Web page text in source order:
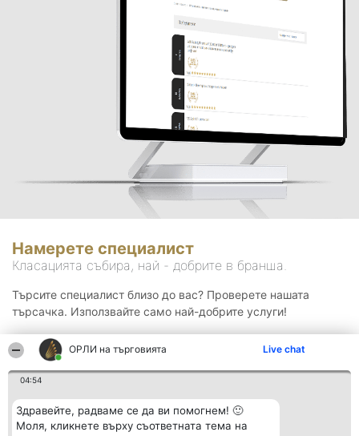
ОРЛИ на търговията Live chat
04:54
Здравейте, радваме се да ви помогнем! 🙂
Моля, кликнете върху съответната тема на
Намерете специалист
Класацията събира, най - добрите в бранша.
Търсите специалист близо до вас? Проверете нашата
търсачка. Използвайте само най-добрите услуги!